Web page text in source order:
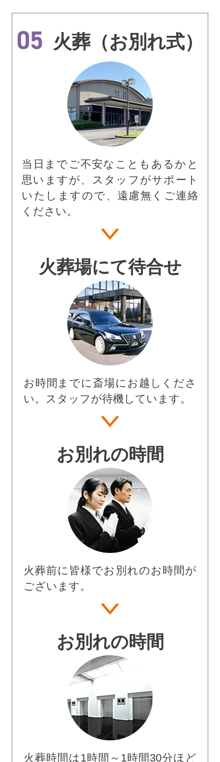
05 火葬（お別れ式）
当日までご不安なこともあるかと
思いますが、スタッフがサポート
いたしますので、遠慮無くご連絡
ください。
火葬場にて待合せ
お時間までに斎場にお越しくださ
い。スタッフが待機しています。
お別れの時間
火葬前に皆様でお別れのお時間が
ございます。
お別れの時間
火葬時間は1時間～1時間30分ほど